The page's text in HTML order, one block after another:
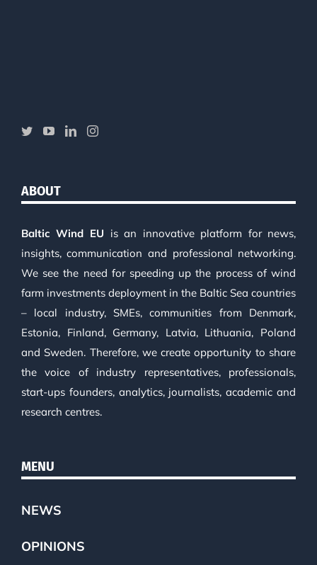
ABOUT
Baltic Wind EU is an innovative platform for news,
insights, communication and professional networking.
We see the need for speeding up the process of wind
farm investments deployment in the Baltic Sea countries
– local industry, SMEs, communities from Denmark,
Estonia, Finland, Germany, Latvia, Lithuania, Poland
and Sweden. Therefore, we create opportunity to share
the voice of industry representatives, professionals,
start-ups founders, analytics, journalists, academic and
research centres.
MENU
NEWS
OPINIONS